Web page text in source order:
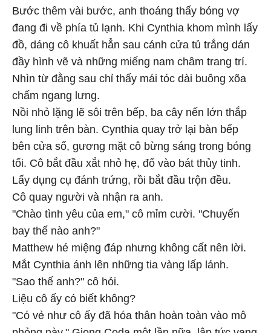
Bước thêm vài bước, anh thoáng thấy bóng vợ
đang đi về phía tủ lạnh. Khi Cynthia khom mình lấy
đồ, dáng cô khuất hẳn sau cánh cửa tủ trắng dán
đầy hình vẽ và những miếng nam châm trang trí.
Nhìn từ đằng sau chỉ thấy mái tóc dài buông xõa
chấm ngang lưng.
Nồi nhỏ lặng lẽ sôi trên bếp, ba cây nến lớn thắp
lung linh trên bàn. Cynthia quay trở lại bàn bếp
bên cửa sổ, gương mặt cô bừng sáng trong bóng
tối. Cô bắt đầu xắt nhỏ hẹ, đổ vào bát thủy tinh.
Lấy dụng cụ đánh trứng, rồi bắt đầu trộn đều.
Cô quay người và nhận ra anh.
"Chào tình yêu của em," cô mỉm cười. "Chuyến
bay thế nào anh?"
Matthew hé miệng đáp nhưng không cất nên lời.
Mắt Cynthia ánh lên những tia vàng lấp lánh.
"Sao thế anh?" cô hỏi.
Liệu cô ấy có biết không?
"Có vẻ như cô ấy đã hóa thân hoàn toàn vào mô